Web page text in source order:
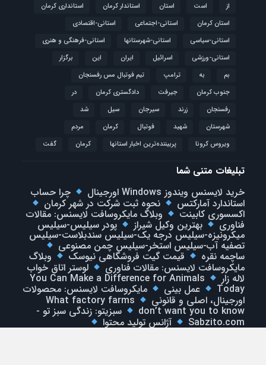
از
است استان استاندار کرمان
استانداری کرمان
استان کرمان
استانی-اجتماعی
استانی-اقتصادی
استانی-سیاسی
استانی-شهرستانها
استانی-فرهنگی و هنری
استانی-ورزشی
اسرائیل ایران این
برگزار
بم
به ترامپ
تیم فوتبال مس رفسنجان
جنوب کرمان
جیرفت دادگستری کرمان
در
رفسنجان
زرند سیرجان سیل
شد
شهرستان
شهید فوتبال كرمان
مردم
ویروس کرونا
پربیننده‌ترین اخبار استانها کرمان گفت
تبلیغات متنی شما
خرید لایسنس ویندوز Windows اورجینال
چرا حساب
استاندارد آمارکتس نحوه ثبت شرکت در شهر کرمان
اکسسوری کابینت وبلاگ مایکروسافت لایسنس: مقالات
فناوری بهترین وکیل شیراز پودر سیلیس-سیلیس
میکرونیزه-سیلیس درجه یک-سیلیس سندبلاست-سیلیس
تصفیه آب-سیلیس استخر-سیلیس چمن مصنوعی
ساچمه نقره قیمت گیت فروشگاهی نیوسک وبلاگ
مایکروسافت لایسنس: مقالات فناوری لوستر اتاق خواب
لاله زار You Can Make a Difference for Animals
Today عمل بینی مایکروسافت لایسنس: محصولات
اورجینال، اصلی و قانونی What factory farms
don’t want you to know سبزیتو: زندگی سبز تو -
Sabzito.com آژانس تولید محتوا